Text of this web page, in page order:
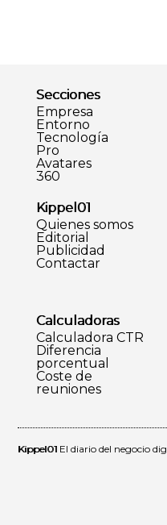
Secciones
Empresa
Entorno
Tecnología
Pro
Avatares
360
Kippel01
Quienes somos
Editorial
Publicidad
Contactar
Calculadoras
Calculadora CTR
Diferencia
porcentual
Coste de
reuniones
Kippel01 El diario del negocio